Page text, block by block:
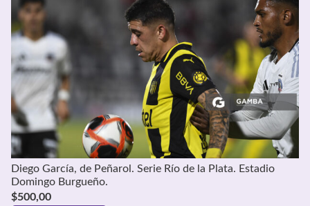
Diego García, de Peñarol. Serie Río de la Plata. Estadio
Domingo Burgueño.
$500,00